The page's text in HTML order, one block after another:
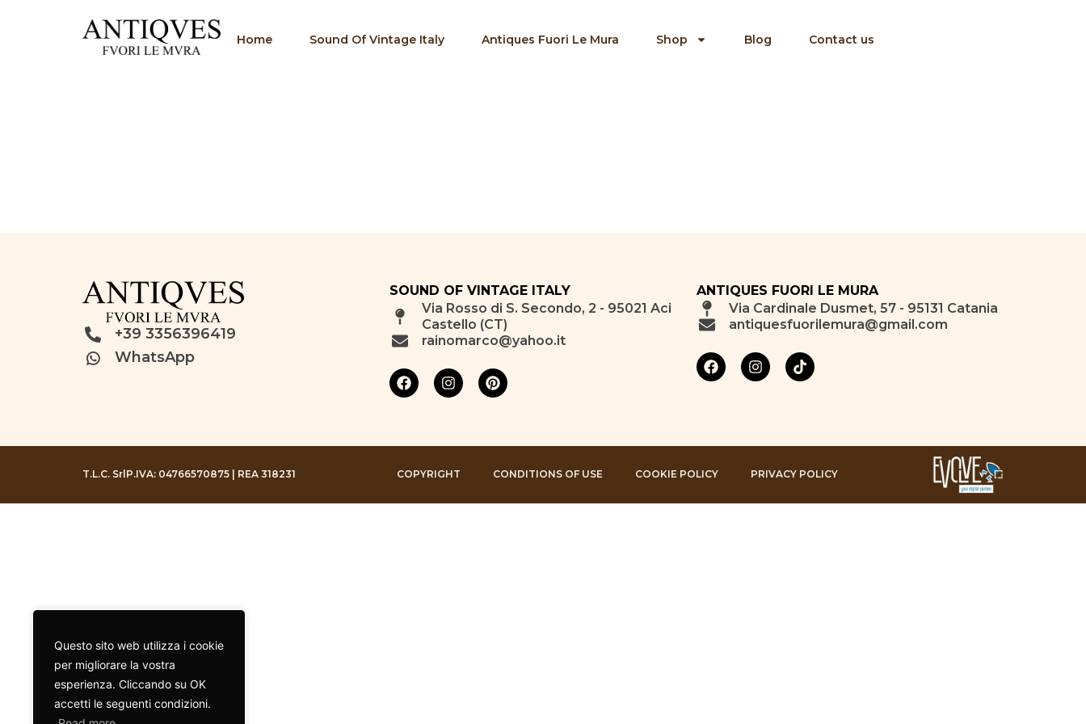
Questo sito web utilizza i cookie
per migliorare la vostra
esperienza. Cliccando su OK
accetti le seguenti condizioni.
Home Sound Of Vintage Italy Antiques Fuori Le Mura Shop Blog Contact us
+39 3356396419
WhatsApp
SOUND OF VINTAGE ITALY
Via Rosso di S. Secondo, 2 - 95021 Aci
Castello (CT)
rainomarco@yahoo.it
ANTIQUES FUORI LE MURA
Via Cardinale Dusmet, 57 - 95131 Catania
antiquesfuorilemura@gmail.com
T.L.C. Srl P.IVA: 04766570875 | REA 318231 COPYRIGHT CONDITIONS OF USE COOKIE POLICY PRIVACY POLICY